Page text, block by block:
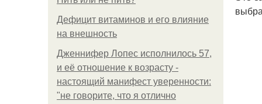
Дефицит витаминов и его влияние
на внешность
Дженнифер Лопес исполнилось 57,
и её отношение к возрасту -
настоящий манифест уверенности:
"не говорите, что я отлично